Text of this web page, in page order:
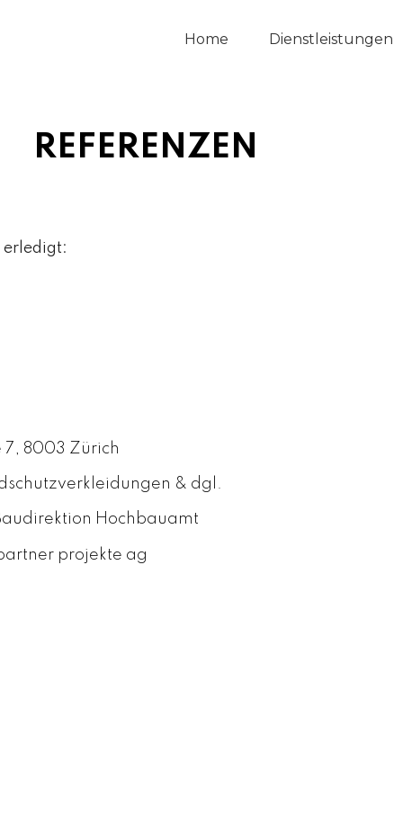
Home Dienstleistungen
REFERENZEN
erledigt:
7, 8003 Zürich
& dgl.
Hochbauamt
projekte ag